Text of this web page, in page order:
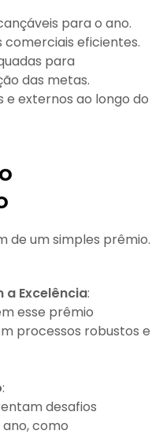
para o ano.
eficientes.
para
das metas.
e externos ao longo do
de um simples prêmio.
Excelência:
esse prêmio
processos robustos e
:
desafios
como